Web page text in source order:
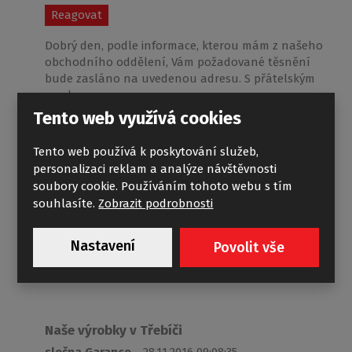
Reagovat
Dobrý den, podle informace, kterou mám z našeho
obchodního oddělení, Vám požadované těsnění
bude zasláno na uvedenou adresu. S přátelským
pozdravem
dotaz
Jana Koch
27.11.2016 19:47:43
Reagovat
Dobrý večer, dají se někde v Třebíči vidět Vaše výrobky?
Naše výrobky v Třebíči
Tento web využívá cookies
Tento web používá k poskytování služeb,
personalizaci reklam a analýze návštěvnosti
soubory cookie. Používáním tohoto webu s tím
souhlasíte.Zobrazit podrobnosti
Nastavení Povolit vše